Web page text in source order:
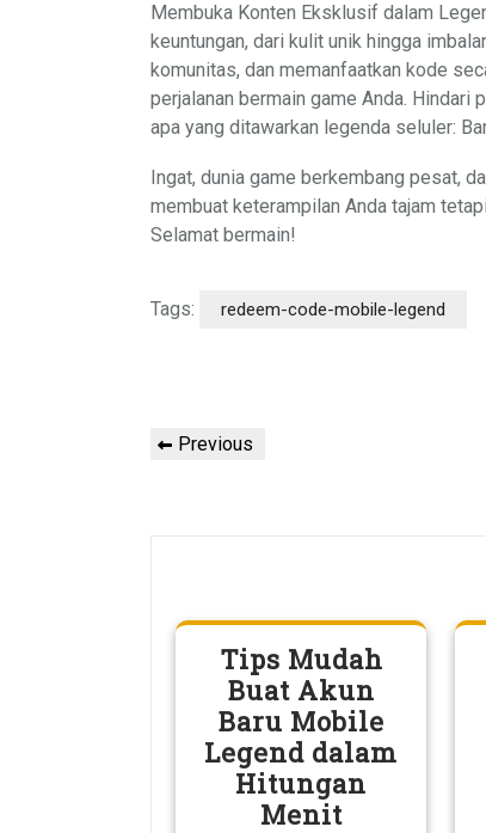
Membuka Konten Eksklusif dalam
keuntungan, dari kulit unik hingga
komunitas, dan memanfaatkan kode
perjalanan bermain game Anda. Hindari
apa yang ditawarkan legenda seluler:
Ingat, dunia game berkembang pesat,
membuat keterampilan Anda tajam
Selamat bermain!
Tags: redeem-code-mobile-legend
Post
Previous
Previous
Tips Mudah
Buat Akun
Baru Mobile
Legend dalam
Hitungan
Menit